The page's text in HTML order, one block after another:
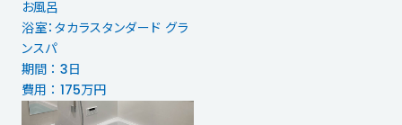
お風呂
浴室：タカラスタンダード グラ
ンスパ
期間 ： 3日
費用 ： 175万円